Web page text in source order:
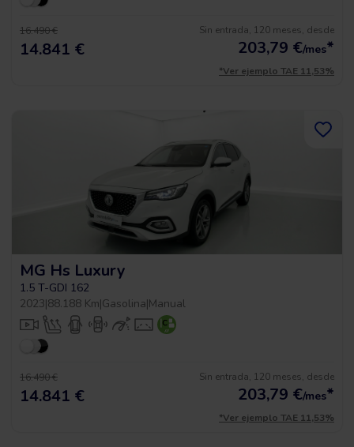
16.490 €
14.841 €
Sin entrada, 120 meses, desde
203,79 €/mes*
*Ver ejemplo TAE 11,53%
MG Hs Luxury
1.5 T-GDI 162
2023|88.188 Km|Gasolina|Manual
16.490 €
14.841 €
Sin entrada, 120 meses, desde
203,79 €/mes*
*Ver ejemplo TAE 11,53%